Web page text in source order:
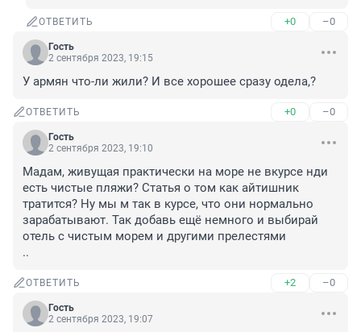
ОТВЕТИТЬ +0 –0
Гость
2 сентября 2023, 19:15
У армян что-ли жили? И все хорошее сразу одела,?
ОТВЕТИТЬ +0 –0
Гость
2 сентября 2023, 19:10
Мадам, живущая практически на море не вкурсе нди
есть чистые пляжи? Статья о том как айтишник
тратится? Ну мы м так в курсе, что они нормально
зарабатывают. Так добавь ещё немного и выбирай
отель с чистым морем и другими прелестями
..
ОТВЕТИТЬ +2 –0
Гость
2 сентября 2023, 19:07